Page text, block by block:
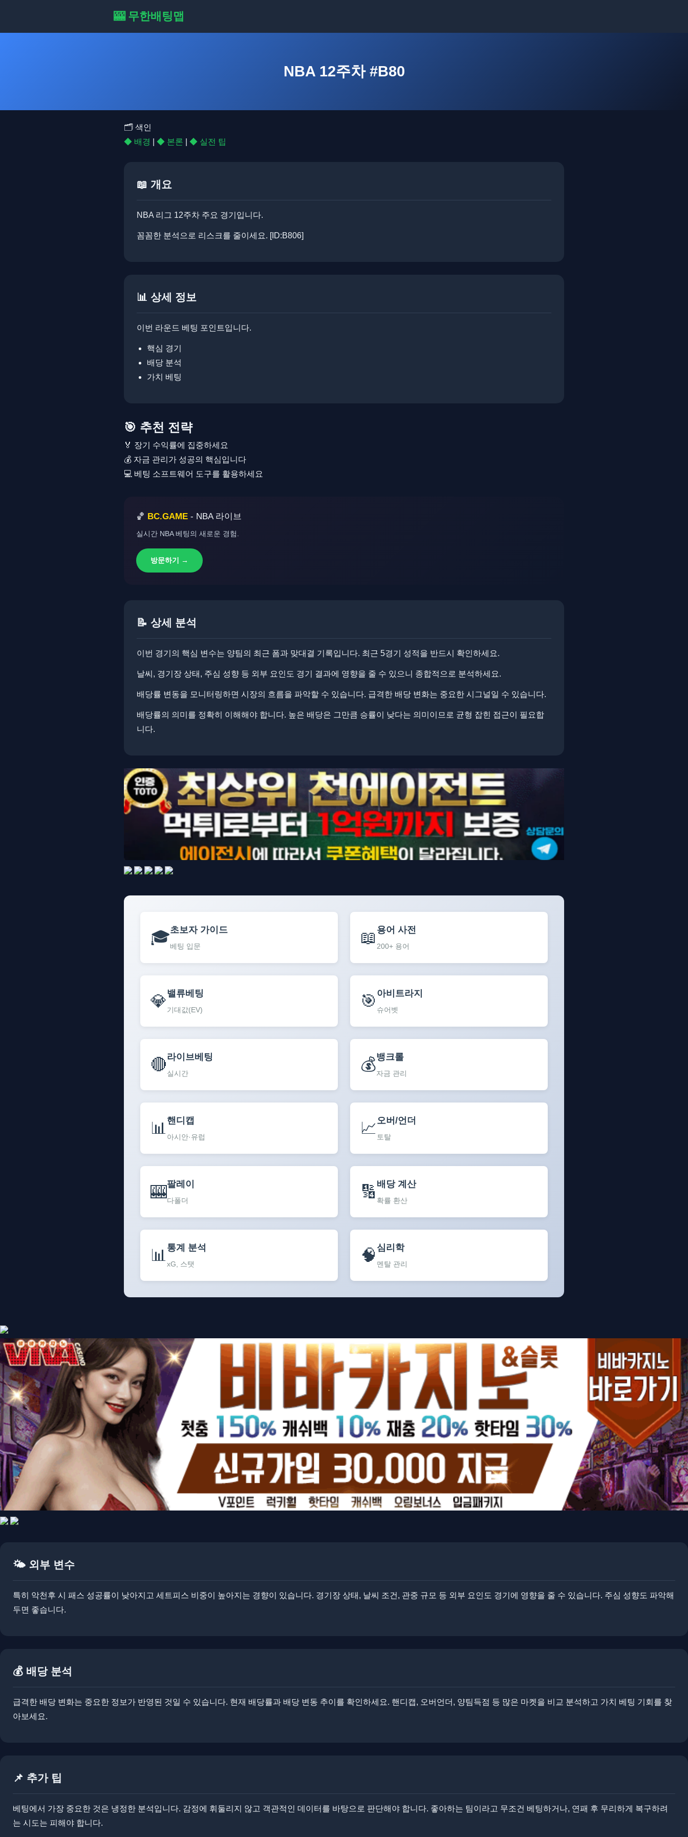
🎰 무한배팅맵
NBA 12주차 #B80
🗂️ 색인
◆ 배경
◆ 본론 ◆ 실전 팁
📖 개요
NBA 리그 12주차 주요 경기입니다.
꼼꼼한 분석으로 리스크를 줄이세요. ​[ID:B806]
📊 상세 정보
이번 라운드 베팅 포인트입니다.
핵심 경기
배당 분석
가치 베팅
🎯 추천 전략
🏅 장기 수익률에 집중하세요
💰 자금 관리가 성공의 핵심입니다
💻 베팅 소프트웨어 도구를 활용하세요
🏀 BC.GAME - NBA 라이브
실시간 NBA 베팅의 새로운 경험.
방문하기 →
📝 상세 분석
이번 경기의 핵심 변수는 양팀의 최근 폼과 맞대결 기록입니다. ​​최근 5경기 성적을 반드시 확인하세요.
날씨, 경기장 상태, 주심 성향 등 외부 요인도 경기 결과에 영향을 줄 수 있으니 종합적으로 분석하세요.
배당률 변동을 모니터링하면 시장의 흐름을 파악할 수 있습니다. 급격한 배당 변화는 중요한 시그널일 수 있습니다.
배당률의 의미를 정확히 이해해야 합니다. 높은 배당은 그만큼 승률이 낮다는 의미이므로 균형 잡힌 접근이 필요합
니다.
🎓초보자 가이드
베팅 입문 📖 용어 사전
200+ 용어
💎밸류베팅
기대값(EV) 🎯 아비트라지
슈어벳
🔴라이브베팅
실시간 💰뱅크롤
자금 관리
📊 핸디캡
아시안·유럽 📈 오버/언더
토탈
🎰팔레이
다폴더 🔢 배당 계산
확률 환산
📊 통계 분석
xG, 스탯 🧠 심리학
멘탈 관리
🌤️ 외부 변수
​특히 악천후 시 패스 성공률이 낮아지고 세트피스 비중이 높아지는 경향이 있습니다. 경기장 상태, 날씨 조건, 관중 규모 등 외부 요인도 경기에 영향을 줄 수 있습니다. ​​주심 성향도 파악해
두면 좋습니다.
💰 배당 분석
급격한 배당 변화는 중요한 정보가 반영된 것일 수 있습니다. 현재 배당률과 배당 변동 추이를 확인하세요. 핸디캡, 오버언더, 양팀득점 등 많은 마켓을 비교 분석하고 가치 베팅 기회를 찾
아보세요.
📌 추가 팁
베팅에서 가장 중요한 것은 냉정한 분석입니다. ​​감정에 휘둘리지 않고 객관적인 데이터를 바탕으로 판단해야 합니다. ​좋아하는 팀이라고 무조건 베팅하거나, 연패 후 무리하게 복구하려
는 시도는 피해야 합니다.